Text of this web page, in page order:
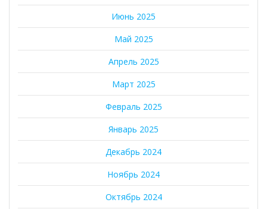
Июнь 2025
Май 2025
Апрель 2025
Март 2025
Февраль 2025
Январь 2025
Декабрь 2024
Ноябрь 2024
Октябрь 2024